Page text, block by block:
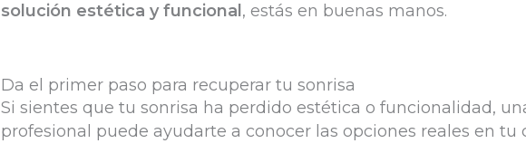
solución estética y funcional , estás en buenas manos.
Da el primer paso para recuperar tu sonrisa
Si sientes que tu sonrisa ha perdido estética o funcionalidad,
profesional puede ayudarte a conocer las opciones reales en tu